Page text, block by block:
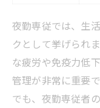
夜勤専従では、生
クとして挙げられ
な疲労や免疫力低
管理が非常に重要
でも、夜勤専従者